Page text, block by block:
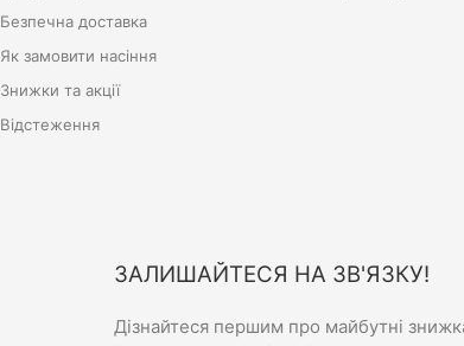
Безпечна доставка
Як замовити насіння
Знижки та акції
Відстеження
ЗАЛИШАЙТЕСЯ НА ЗВ'ЯЗКУ!
Дізнайтеся першим про майбутні